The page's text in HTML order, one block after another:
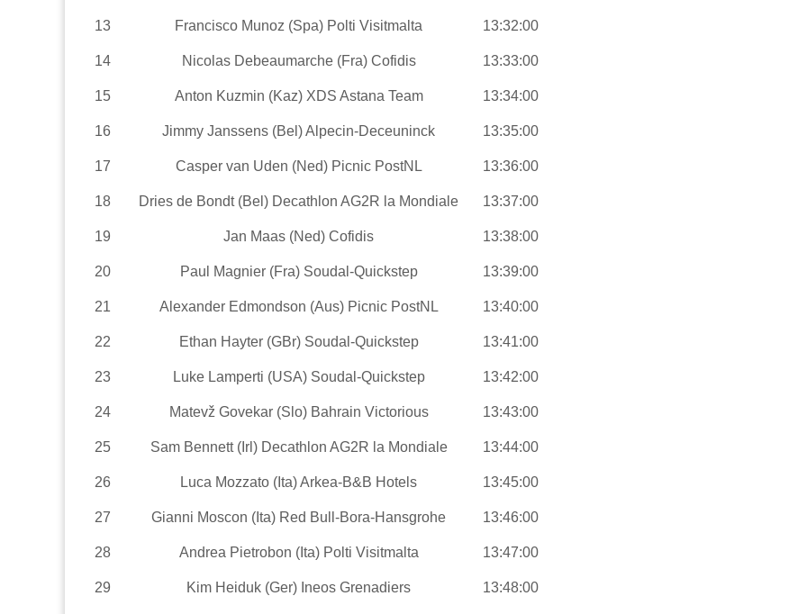
13 Francisco Munoz (Spa) Polti Visitmalta 13:32:00
14 Nicolas Debeaumarche (Fra) Cofidis 13:33:00
15 Anton Kuzmin (Kaz) XDS Astana Team 13:34:00
16 Jimmy Janssens (Bel) Alpecin-Deceuninck 13:35:00
17 Casper van Uden (Ned) Picnic PostNL 13:36:00
18 Dries de Bondt (Bel) Decathlon AG2R la Mondiale 13:37:00
19 Jan Maas (Ned) Cofidis 13:38:00
20 Paul Magnier (Fra) Soudal-Quickstep 13:39:00
21 Alexander Edmondson (Aus) Picnic PostNL 13:40:00
22 Ethan Hayter (GBr) Soudal-Quickstep 13:41:00
23 Luke Lamperti (USA) Soudal-Quickstep 13:42:00
24 Matevž Govekar (Slo) Bahrain Victorious 13:43:00
25 Sam Bennett (Irl) Decathlon AG2R la Mondiale 13:44:00
26 Luca Mozzato (Ita) Arkea-B&B Hotels 13:45:00
27 Gianni Moscon (Ita) Red Bull-Bora-Hansgrohe 13:46:00
28 Andrea Pietrobon (Ita) Polti Visitmalta 13:47:00
29 Kim Heiduk (Ger) Ineos Grenadiers 13:48:00